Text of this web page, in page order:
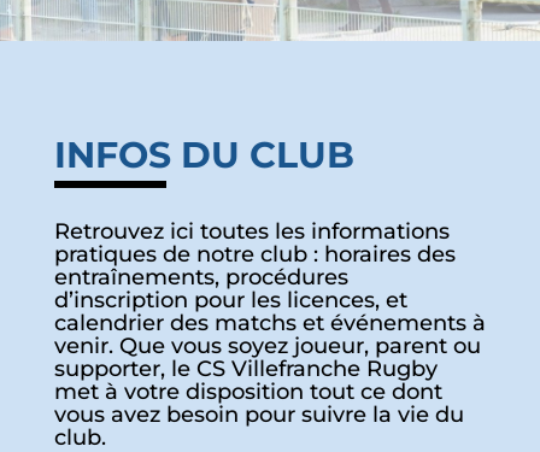
INFOS DU CLUB
Retrouvez ici toutes les informations
pratiques de notre club : horaires des
entraînements, procédures
d’inscription pour les licences, et
calendrier des matchs et événements à
venir. Que vous soyez joueur, parent ou
supporter, le CS Villefranche Rugby
met à votre disposition tout ce dont
vous avez besoin pour suivre la vie du
club.